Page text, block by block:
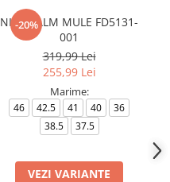
-20%
NIKE CALM MULE FD5131-
001
319,99 Lei
255,99 Lei
Marime:
46 42.5 41 40
36
38.5
37.5
VEZI VARIANTE